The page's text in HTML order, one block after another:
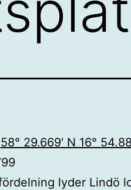
58° 29.669′ N 16°
lyder Lindö